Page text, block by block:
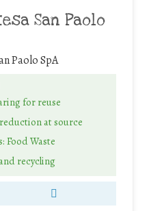
San Paolo
Paolo SpA
for reuse
at source
Food Waste
recycling